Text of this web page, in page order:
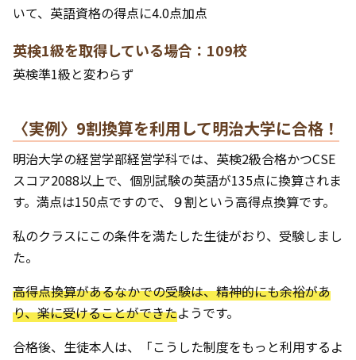
いて、英語資格の得点に4.0点加点
英検1級を取得している場合：109校
英検準1級と変わらず
〈実例〉9割換算を利用して明治大学に合格！
明治大学の経営学部経営学科では、英検2級合格かつCSE
スコア2088以上で、個別試験の英語が135点に換算されま
す。満点は150点ですので、９割という高得点換算です。
私のクラスにこの条件を満たした生徒がおり、受験しまし
た。
高得点換算があるなかでの受験は、精神的にも余裕があ
り、楽に受けることができたようです。
合格後、生徒本人は、「こうした制度をもっと利用するよ